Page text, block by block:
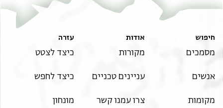
חיפוש
מסמכים
אנשים
מקומות
אודות
מקורות
עניינים טכניים
צרו עמנו קשר
עזרה
כיצד לצטט
כיצד לחפש
מונחון